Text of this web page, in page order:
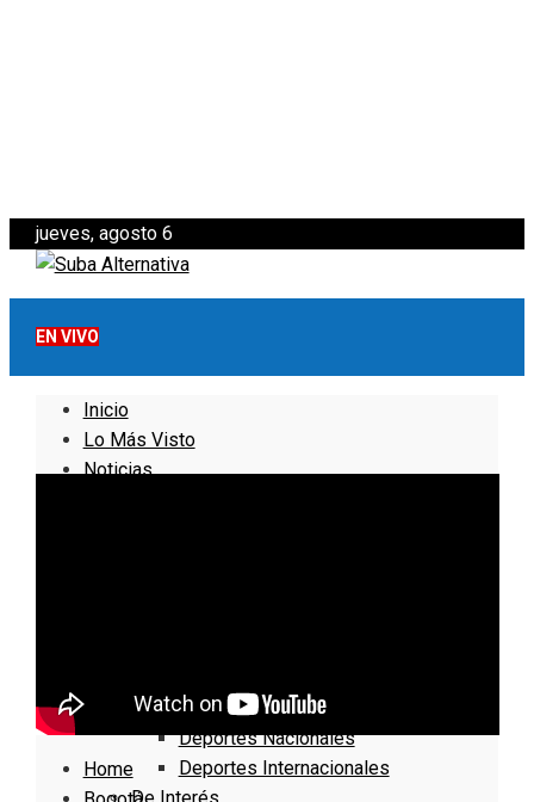
jueves, agosto 6
EN VIVO
Inicio
Lo Más Visto
Noticias
Deportes Locales
Deportes Nacionales
Deportes Internacionales
Home